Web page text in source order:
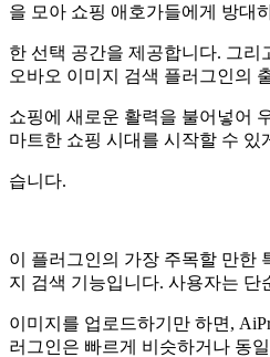
을 모아 쇼핑 애호가들에게 방대
한 선택 공간을 제공합니다. 그리
오바오 이미지 검색 플러그인의
쇼핑에 새로운 활력을 불어넣어
마트한 쇼핑 시대를 시작할 수 있
습니다.
이 플러그인의 가장 주목할 만한
지 검색 기능입니다. 사용자는 단
이미지를 업로드하기만 하면,
러그인은 빠르게 비슷하거나 동